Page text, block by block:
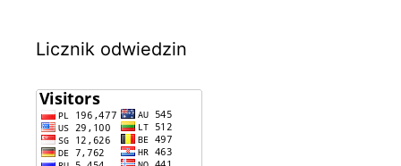
Licznik odwiedzin